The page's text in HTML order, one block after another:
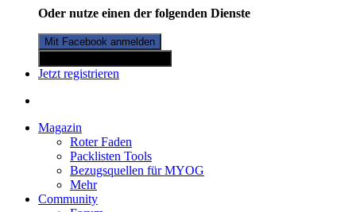
Oder nutze einen der folgenden Dienste
Mit Facebook anmelden
Jetzt registrieren
Magazin
Roter Faden
Packlisten Tools
Bezugsquellen für MYOG
Mehr
Community